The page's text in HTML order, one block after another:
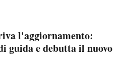
l'aggiornamento:
guida e debutta il nuovo